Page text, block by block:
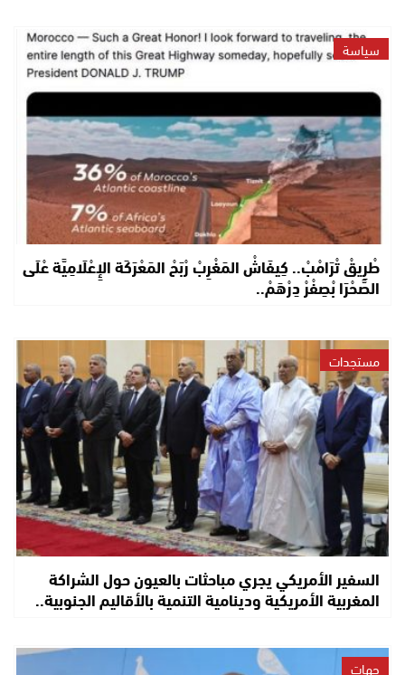
سياسة
طْرِيقْ تْرَامْبْ.. كِيفَاشْ المَغْرِبْ رْبَحْ المَعْرَكَة الإِعْلَامِيَّة عْلَى
الصَّحْرَا بْصِفْرْ دِرْهَمْ..
مستجدات
السفير الأمريكي يجري مباحثات بالعيون حول الشراكة
المغربية الأمريكية ودينامية التنمية بالأقاليم الجنوبية..
جهات